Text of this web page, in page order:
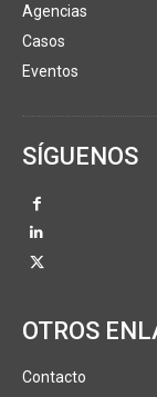
Agencias
Casos
Eventos
SÍGUENOS
OTROS
Contacto